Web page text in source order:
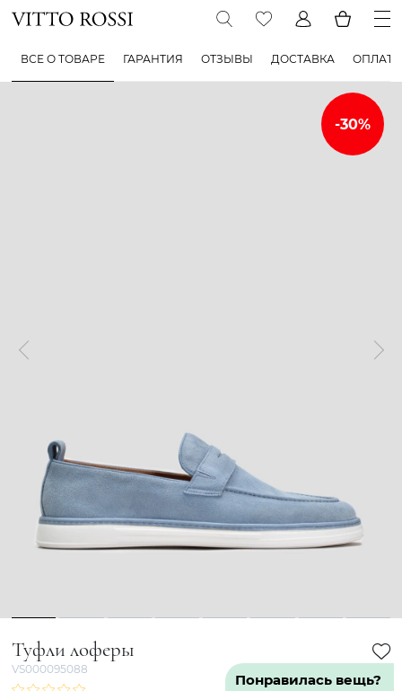
ВСЕ О ТОВАРЕ ГАРАНТИЯ ОТЗЫВЫ ДОСТАВКА ОПЛАТА
1 2 3 4 5 6 7 8
Туфли лоферы
VS000095088
Понравилась вещь?